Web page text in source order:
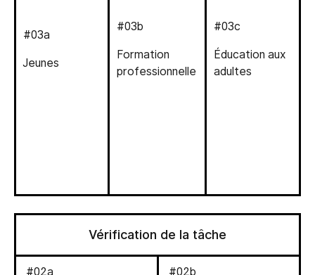
#03a
Jeunes
#03b
Formation
professionnelle
#03c
Éducation aux
adultes
Vérification de la tâche
#02a #02b